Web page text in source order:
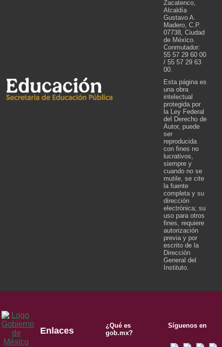
Zacatenco,
Alcaldía
Gustavo A.
Madero, C.P.
07738, Ciudad
de México.
Conmutador:
55 57 29 60 00
/ 55 57 29 63
00.
Esta página es
una obra
intelectual
protegida por
la Ley Federal
del Derecho de
Autor, puede
ser
reproducida
con fines no
lucrativos,
siempre y
cuando no se
mutile, se cite
la fuente
completa y su
dirección
electrónica; su
uso para otros
fines, requiere
autorización
previa y por
escrito de la
Dirección
General del
Instituto.
Enlaces
¿Qué es
gob.mx?
Síguenos en